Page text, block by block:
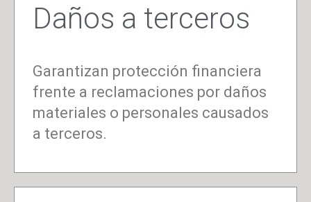
Daños a terceros
Garantizan protección financiera
frente a reclamaciones por daños
materiales o personales causados
a terceros.